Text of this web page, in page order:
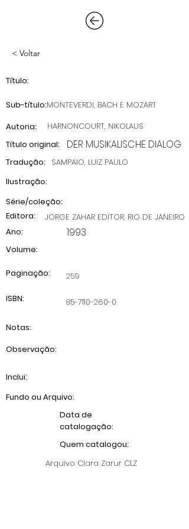
< Voltar
Título:
MONTEVERDI, BACH E MOZART
Sub-título:
Autoria:
HARNONCOURT, NIKOLAUS
Título original:
DER MUSIKALISCHE DIALOG
Tradução:
SAMPAIO, LUIZ PAULO
Ilustração:
Série/coleção:
JORGE ZAHAR EDITOR, RIO DE JANEIRO
Editora:
1993
Ano:
Volume:
Paginação:
259
ISBN:
85-7110-260-0
Notas:
Observação:
Inclui:
Fundo ou Arquivo:
Data de
catalogação:
Quem catalogou:
Arquivo Clara Zarur CLZ